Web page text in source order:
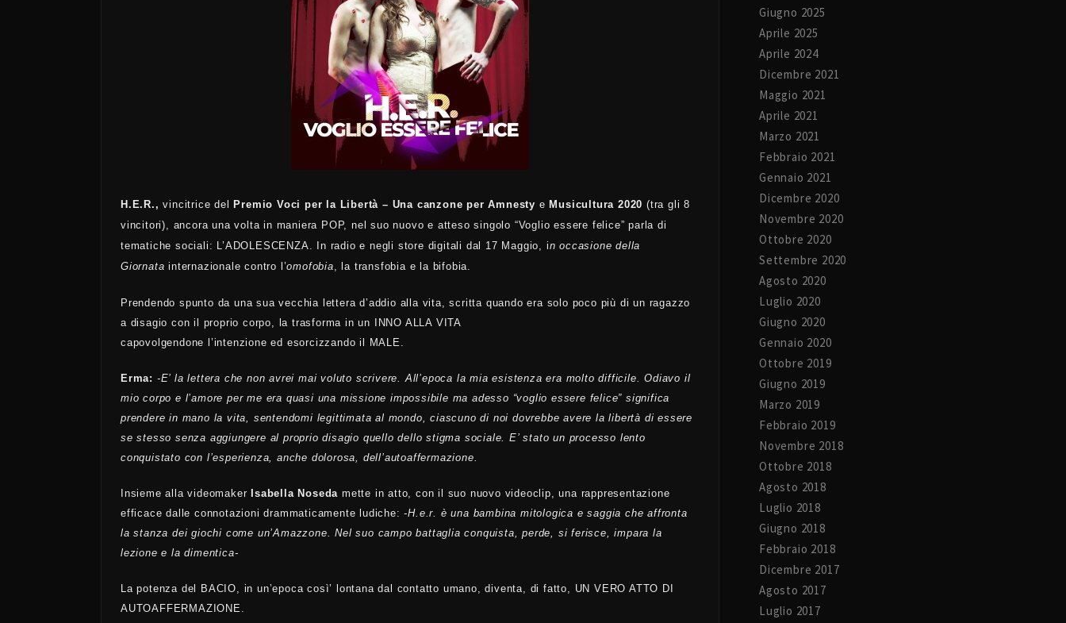
H.E.R., vincitrice del Premio Voci per la Libertà – Una canzone per Amnesty e Musicultura 2020(tra gli 8
vincitori), ancora una volta in maniera POP, nel suo nuovo e atteso singolo “Voglio essere felice” parla di
tematiche sociali: L’ADOLESCENZA. In radio e negli store digitali dal 17 Maggio, in occasione della
Giornata internazionale contro l’omofobia, la transfobia e la bifobia.
Prendendo spunto da una sua vecchia lettera d’addio alla vita, scritta quando era solo poco più di un ragazzo
a disagio con il proprio corpo, la trasforma in un INNO ALLA VITA
capovolgendone l’intenzione ed esorcizzando il MALE.
Erma: -E’ la lettera che non avrei mai voluto scrivere. All’epoca la mia esistenza era molto difficile. Odiavo il
mio corpo e l’amore per me era quasi una missione impossibile ma adesso “voglio essere felice” significa
prendere in mano la vita, sentendomi legittimata al mondo, ciascuno di noi dovrebbe avere la libertà di essere
se stesso senza aggiungere al proprio disagio quello dello stigma sociale. E’ stato un processo lento
conquistato con l’esperienza, anche dolorosa, dell’autoaffermazione.
Insieme alla videomaker Isabella Noseda mette in atto, con il suo nuovo videoclip, una rappresentazione
efficace dalle connotazioni drammaticamente ludiche:-H.e.r. è una bambina mitologica e saggia che affronta
la stanza dei giochi come un’Amazzone. Nel suo campo battaglia conquista, perde, si ferisce, impara la
lezione e la dimentica-
La potenza del BACIO, in un’epoca così’ lontana dal contatto umano, diventa, di fatto, UN VERO ATTO DI
AUTOAFFERMAZIONE.
Giugno 2025
Aprile 2025
Aprile 2024
Dicembre 2021
Maggio 2021
Aprile 2021
Marzo 2021
Febbraio 2021
Gennaio 2021
Dicembre 2020
Novembre 2020
Ottobre 2020
Settembre 2020
Agosto 2020
Luglio 2020
Giugno 2020
Gennaio 2020
Ottobre 2019
Giugno 2019
Marzo 2019
Febbraio 2019
Novembre 2018
Ottobre 2018
Agosto 2018
Luglio 2018
Giugno 2018
Febbraio 2018
Dicembre 2017
Agosto 2017
Luglio 2017